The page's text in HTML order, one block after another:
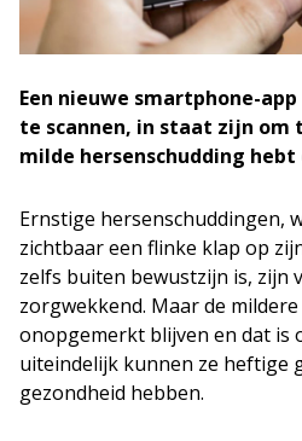
Een nieuwe smartphone-
te scannen, in staat zijn om
milde hersenschudding
Ernstige hersenschuddingen,
zichtbaar een flinke klap op
zelfs buiten bewustzijn is, zijn
zorgwekkend. Maar de
onopgemerkt blijven en dat is
uiteindelijk kunnen ze heftige
gezondheid hebben.